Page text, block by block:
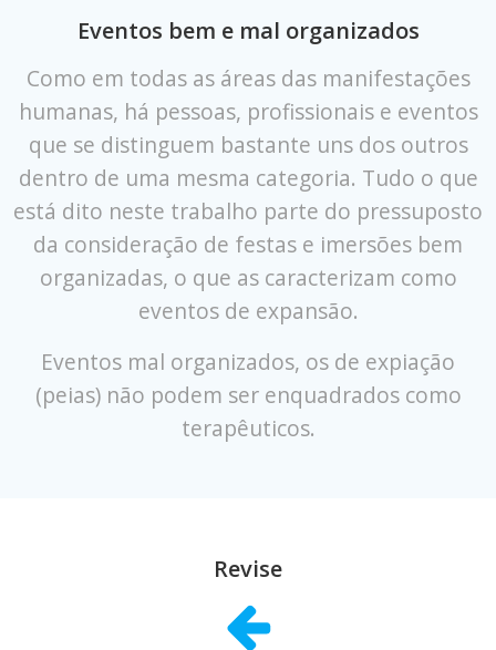
Eventos bem e mal organizados
Como em todas as áreas das manifestações
humanas, há pessoas, profissionais e eventos
que se distinguem bastante uns dos outros
dentro de uma mesma categoria. Tudo o que
está dito neste trabalho parte do pressuposto
da consideração de festas e imersões bem
organizadas, o que as caracterizam como
eventos de expansão.
Eventos mal organizados, os de expiação
(peias) não podem ser enquadrados como
terapêuticos.
Revise